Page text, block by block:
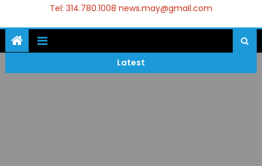
Tel: 314.780.1008 news.may@gmail.com
Latest